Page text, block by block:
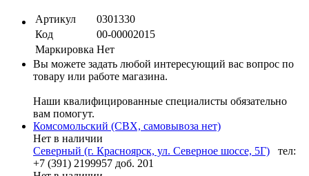
Артикул
0301330
Код
00-00002015
Маркировка Нет
Вы можете задать любой интересующий вас вопрос по
товару или работе магазина.
Наши квалифицированные специалисты обязательно
вам помогут.
Комсомольский (СВХ, самовывоза нет)
Нет в наличии
Северный (г. Красноярск, ул. Северное шоссе, 5Г)
тел:
+7 (391) 2199957 доб. 201